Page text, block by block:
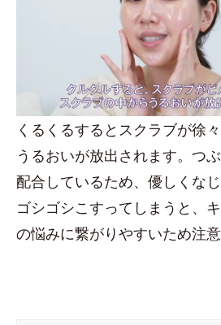
くるくるするとスクラブが徐
うるおいが放出されます。つ
配合しているため、優しくなじ
ゴシゴシこすってしまうと、
の悩みに繋がりやすいため注意